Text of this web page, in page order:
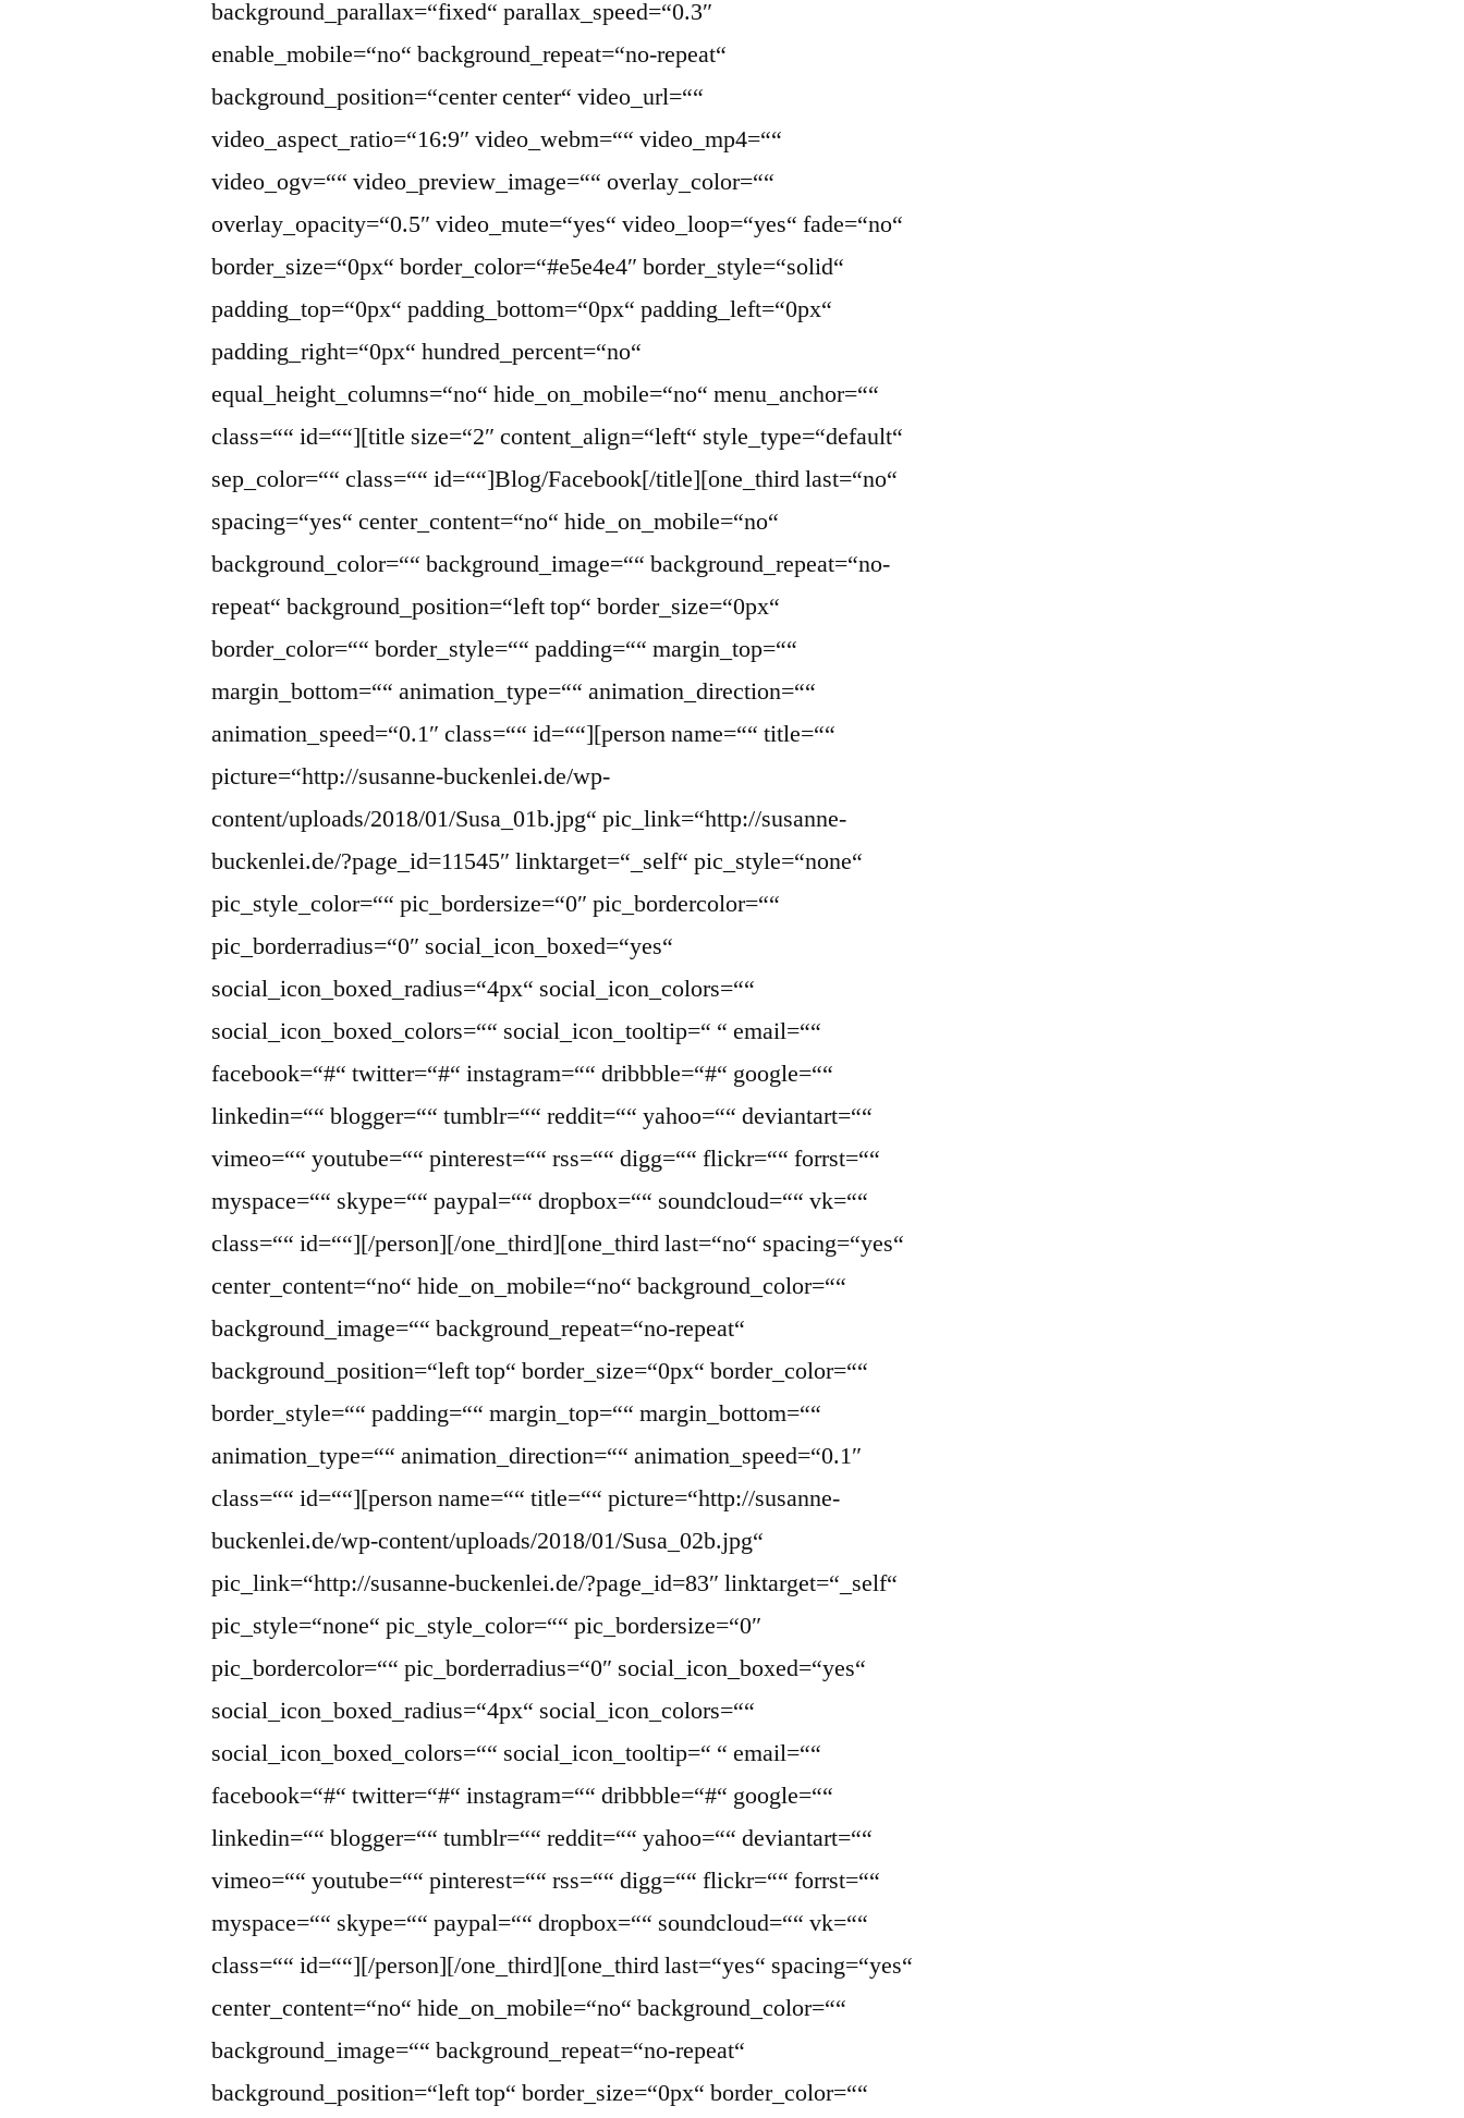
background_parallax=“fixed“ parallax_speed=“0.3″
enable_mobile=“no“ background_repeat=“no-repeat“
background_position=“center center“ video_url=““
video_aspect_ratio=“16:9″ video_webm=““ video_mp4=““
video_ogv=““ video_preview_image=““ overlay_color=““
overlay_opacity=“0.5″ video_mute=“yes“ video_loop=“yes“ fade=“no“
border_size=“0px“ border_color=“#e5e4e4″ border_style=“solid“
padding_top=“0px“ padding_bottom=“0px“ padding_left=“0px“
padding_right=“0px“ hundred_percent=“no“
equal_height_columns=“no“ hide_on_mobile=“no“ menu_anchor=““
class=““ id=““][title size=“2″ content_align=“left“ style_type=“default“
sep_color=““ class=““ id=““]Blog/Facebook[/title][one_third last=“no“
spacing=“yes“ center_content=“no“ hide_on_mobile=“no“
background_color=““ background_image=““ background_repeat=“no-
repeat“ background_position=“left top“ border_size=“0px“
border_color=““ border_style=““ padding=““ margin_top=““
margin_bottom=““ animation_type=““ animation_direction=““
animation_speed=“0.1″ class=““ id=““][person name=““ title=““
picture=“http://susanne-buckenlei.de/wp-
content/uploads/2018/01/Susa_01b.jpg“ pic_link=“http://susanne-
buckenlei.de/?page_id=11545″ linktarget=“_self“ pic_style=“none“
pic_style_color=““ pic_bordersize=“0″ pic_bordercolor=““
pic_borderradius=“0″ social_icon_boxed=“yes“
social_icon_boxed_radius=“4px“ social_icon_colors=““
social_icon_boxed_colors=““ social_icon_tooltip=“ “ email=““
facebook=“#“ twitter=“#“ instagram=““ dribbble=“#“ google=““
linkedin=““ blogger=““ tumblr=““ reddit=““ yahoo=““ deviantart=““
vimeo=““ youtube=““ pinterest=““ rss=““ digg=““ flickr=““ forrst=““
myspace=““ skype=““ paypal=““ dropbox=““ soundcloud=““ vk=““
class=““ id=““][/person][/one_third][one_third last=“no“ spacing=“yes“
center_content=“no“ hide_on_mobile=“no“ background_color=““
background_image=““ background_repeat=“no-repeat“
background_position=“left top“ border_size=“0px“ border_color=““
border_style=““ padding=““ margin_top=““ margin_bottom=““
animation_type=““ animation_direction=““ animation_speed=“0.1″
class=““ id=““][person name=““ title=““ picture=“http://susanne-
buckenlei.de/wp-content/uploads/2018/01/Susa_02b.jpg“
pic_link=“http://susanne-buckenlei.de/?page_id=83″ linktarget=“_self“
pic_style=“none“ pic_style_color=““ pic_bordersize=“0″
pic_bordercolor=““ pic_borderradius=“0″ social_icon_boxed=“yes“
social_icon_boxed_radius=“4px“ social_icon_colors=““
social_icon_boxed_colors=““ social_icon_tooltip=“ “ email=““
facebook=“#“ twitter=“#“ instagram=““ dribbble=“#“ google=““
linkedin=““ blogger=““ tumblr=““ reddit=““ yahoo=““ deviantart=““
vimeo=““ youtube=““ pinterest=““ rss=““ digg=““ flickr=““ forrst=““
myspace=““ skype=““ paypal=““ dropbox=““ soundcloud=““ vk=““
class=““ id=““][/person][/one_third][one_third last=“yes“ spacing=“yes“
center_content=“no“ hide_on_mobile=“no“ background_color=““
background_image=““ background_repeat=“no-repeat“
background_position=“left top“ border_size=“0px“ border_color=““